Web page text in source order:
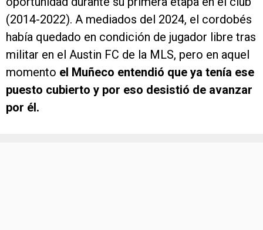
(2014-2022). A mediados del 2024, el cordobés
había quedado en condición de jugador libre tras
militar en el Austin FC de la MLS, pero en aquel
momento el Muñeco entendió que ya tenía ese
puesto cubierto y por eso desistió de avanzar
por él.